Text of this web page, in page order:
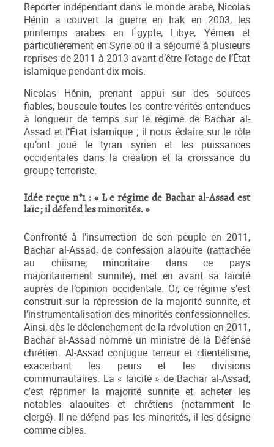
Reporter indépendant dans le monde arabe, Nicolas
Hénin a couvert la guerre en Irak en 2003, les
printemps arabes en Égypte, Libye, Yémen et
particulièrement en Syrie où il a séjourné à plusieurs
reprises de 2011 à 2013 avant d’être l’otage de l’État
islamique pendant dix mois.
Nicolas Hénin, prenant appui sur des sources
fiables, bouscule toutes les contre-vérités entendues
à longueur de temps sur le régime de Bachar al-
Assad et l’État islamique ; il nous éclaire sur le rôle
qu’ont joué le tyran syrien et les puissances
occidentales dans la création et la croissance du
groupe terroriste.
Idée reçue n°1 : « L e régime de Bachar al-Assad est
laïc ; il défend les minorités. »
Confronté à l’insurrection de son peuple en 2011,
Bachar al-Assad, de confession alaouite (rattachée
au chiisme, minoritaire dans ce pays
majoritairement sunnite), met en avant sa laïcité
auprès de l’opinion occidentale. Or, ce régime s’est
construit sur la répression de la majorité sunnite, et
l’instrumentalisation des minorités confessionnelles.
Ainsi, dès le déclenchement de la révolution en 2011,
Bachar al-Assad nomme un ministre de la Défense
chrétien. Al-Assad conjugue terreur et clientélisme,
exacerbant les peurs et les divisions
communautaires. La « laïcité » de Bachar al-Assad,
c’est réprimer la majorité sunnite et acheter les
notables alaouites et chrétiens (notamment le
clergé). Il ne défend pas les minorités, il les désigne
comme cibles.